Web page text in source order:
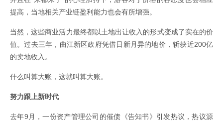
提高，当地相关产业链盈利能力也会有所增强。
当然，这些商业活力最终都以土地出让收入的形式变成了实在的价
值。过去三年，曲江新区政府凭借日新月异的地价，斩获近200亿
的卖地收入。
什么叫算大账，这就叫算大账。
努力跟上新时代
去年9月，一份资产管理公司的催债《告知书》引发热议，热议源